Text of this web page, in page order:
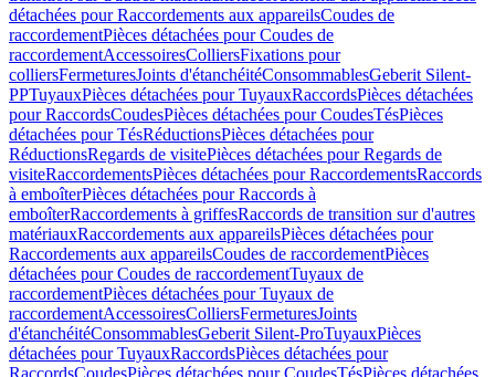
détachées pour Raccordements aux appareilsCoudes de
raccordementPièces détachées pour Coudes de
raccordementAccessoiresColliersFixations pour
colliersFermeturesJoints d'étanchéitéConsommablesGeberit Silent-
PPTuyauxPièces détachées pour TuyauxRaccordsPièces détachées
pour RaccordsCoudesPièces détachées pour CoudesTésPièces
détachées pour TésRéductionsPièces détachées pour
RéductionsRegards de visitePièces détachées pour Regards de
visiteRaccordementsPièces détachées pour RaccordementsRaccords
à emboîterPièces détachées pour Raccords à
emboîterRaccordements à griffesRaccords de transition sur d'autres
matériauxRaccordements aux appareilsPièces détachées pour
Raccordements aux appareilsCoudes de raccordementPièces
détachées pour Coudes de raccordementTuyaux de
raccordementPièces détachées pour Tuyaux de
raccordementAccessoiresColliersFermeturesJoints
d'étanchéitéConsommablesGeberit Silent-ProTuyauxPièces
détachées pour TuyauxRaccordsPièces détachées pour
RaccordsCoudesPièces détachées pour CoudesTésPièces détachées